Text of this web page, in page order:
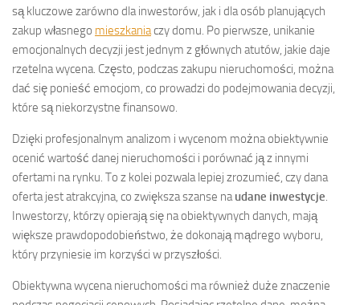
są kluczowe zarówno dla inwestorów, jak i dla osób planujących
zakup własnego mieszkaniaczy domu. Po pierwsze, unikanie
emocjonalnych decyzji jest jednym z głównych atutów, jakie daje
rzetelna wycena. Często, podczas zakupu nieruchomości, można
dać się ponieść emocjom, co prowadzi do podejmowania decyzji,
które są niekorzystne finansowo.
Dzięki profesjonalnym analizom i wycenom można obiektywnie
ocenić wartość danej nieruchomości i porównać ją z innymi
ofertami na rynku. To z kolei pozwala lepiej zrozumieć, czy dana
oferta jest atrakcyjna, co zwiększa szanse naudane inwestycje.
Inwestorzy, którzy opierają się na obiektywnych danych, mają
większe prawdopodobieństwo, że dokonają mądrego wyboru,
który przyniesie im korzyści w przyszłości.
Obiektywna wycena nieruchomości ma również duże znaczenie